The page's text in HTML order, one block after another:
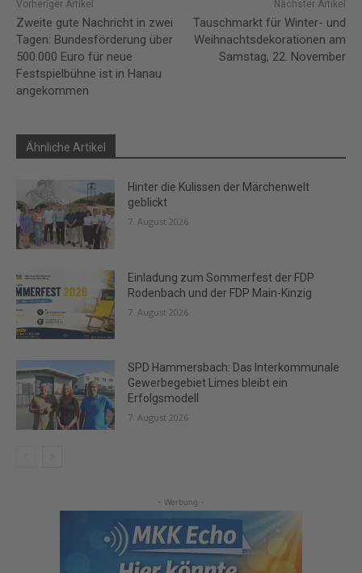
Vorheriger Artikel
Zweite gute Nachricht in zwei
Tagen: Bundesförderung über
500.000 Euro für neue
Festspielbühne ist in Hanau
angekommen
Nächster Artikel
Tauschmarkt für Winter- und
Weihnachtsdekorationen am
Samstag, 22. November
Ähnliche Artikel
Hinter die Kulissen der Märchenwelt
geblickt
7. August 2026
Einladung zum Sommerfest der FDP
Rodenbach und der FDP Main-Kinzig
7. August 2026
SPD Hammersbach: Das Interkommunale
Gewerbegebiet Limes bleibt ein
Erfolgsmodell
7. August 2026
- Werbung -